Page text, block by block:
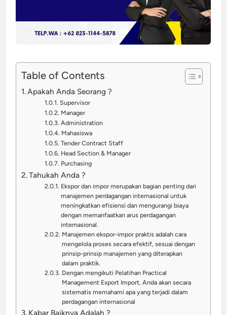
Table of Contents
Apakah Anda Seorang ?
Supervisor
Manager
Administration
Mahasiswa
Tender Contract Staff
Head Section & Manager
Purchasing
Tahukah Anda ?
Ekspor dan impor merupakan bagian penting dari
manajemen perdagangan internasional untuk
meningkatkan efisiensi dan mengurangi biaya
dengan memanfaatkan arus perdagangan
internasional.
Manajemen ekspor-impor praktis adalah cara
mengelola proses secara efektif, sesuai dengan
prinsip-prinsip manajemen yang diterapkan
dalam praktik.
Dengan mengikuti Pelatihan Practical
Management Export Import, Anda akan secara
sistematis memahami apa yang terjadi dalam
perdagangan internasional
Kabar Baiknya Adalah ?